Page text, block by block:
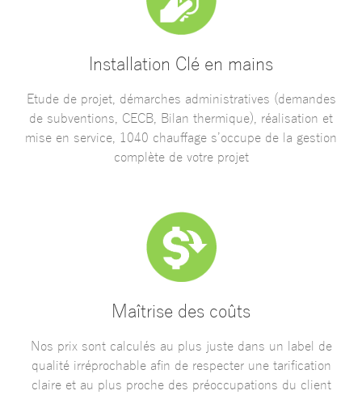
Installation Clé en mains
Etude de projet, démarches administratives (demandes
de subventions, CECB, Bilan thermique), réalisation et
mise en service, 1040 chauffage s’occupe de la gestion
complète de votre projet
Maîtrise des coûts
Nos prix sont calculés au plus juste dans un label de
qualité irréprochable afin de respecter une tarification
claire et au plus proche des préoccupations du client